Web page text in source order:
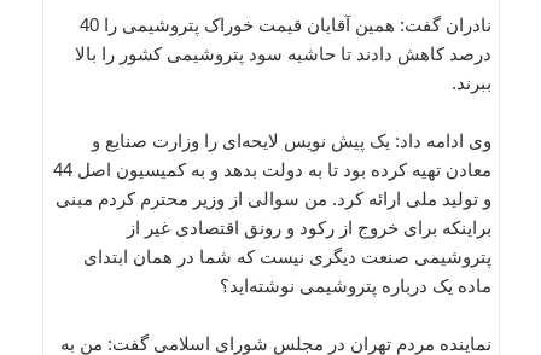
نادران گفت: همین آقایان قیمت خوراک پتروشیمی را 40
درصد کاهش دادند تا حاشیه سود پتروشیمی کشور را بالا
ببرند.
وی ادامه داد: یک پیش نویس لایحه‌ای را وزارت صنایع و
معادن تهیه کرده بود تا به دولت بدهد و به کمیسیون اصل 44
و تولید ملی ارائه کرد. من سوالی از وزیر محترم کردم مبنی
براینکه برای خروج از رکود و رونق اقتصادی غیر از
پتروشیمی صنعت دیگری نیست که شما در همان ابتدای
ماده یک درباره پتروشیمی نوشته‌اید؟
نماینده مردم تهران در مجلس شورای اسلامی گفت: من به